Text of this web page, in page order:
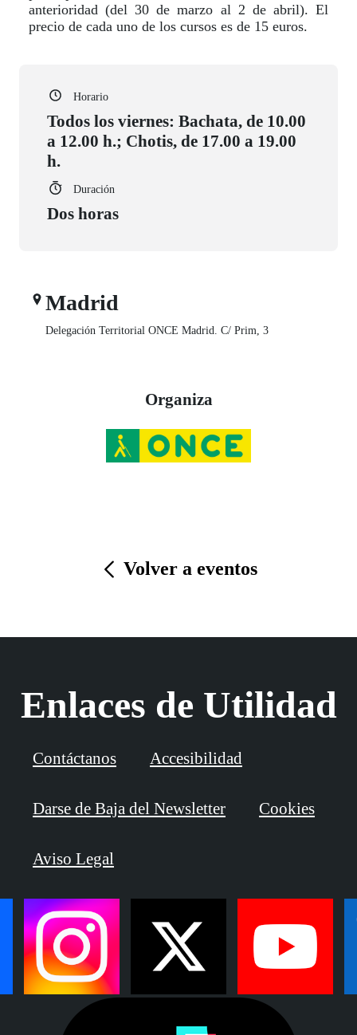
anterioridad (del 30 de marzo al 2 de abril). El
precio de cada uno de los cursos es de 15 euros.
Horario
Todos los viernes: Bachata, de 10.00
a 12.00 h.; Chotis, de 17.00 a 19.00
h.
Duración
Dos horas
Madrid
Delegación Territorial ONCE Madrid. C/ Prim, 3
Organiza
Volver a eventos
Enlaces de Utilidad
Contáctanos Accesibilidad
Darse de Baja del Newsletter Cookies
Aviso Legal